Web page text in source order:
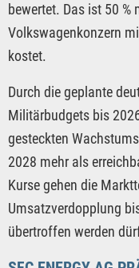
bewertet. Das ist 50 %
Volkswagenkonzern
kostet.
Durch die geplante
Militärbudgets bis
gesteckten
2028 mehr als
Kurse gehen die
Umsatzverdopplung
übertroffen werden